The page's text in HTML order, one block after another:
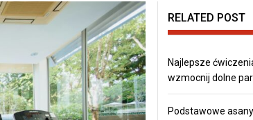
RELATED POST
Najlepsze
wzmocnij dolne
Podstawowe